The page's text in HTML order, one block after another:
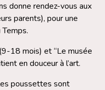
donne rendez-vous aux
parents), pour une
18 mois) et “Le musée
en douceur à l’art.
poussettes sont